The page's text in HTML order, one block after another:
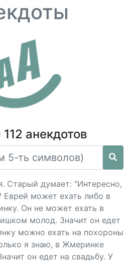
112 анекдотов
Старый думает: "Интересно,
Еврей может ехать либо в
Он не может ехать в
молод. Значит он едет
можно ехать на похороны
я знаю, в Жмеринке
он едет на свадьбу. У